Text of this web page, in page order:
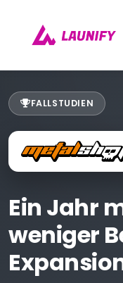
FALLSTUDIEN
Ein Jahr
weniger